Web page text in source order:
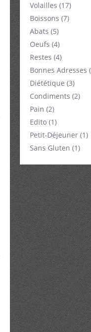
Volailles (17)
Boissons (7)
Abats (5)
Oeufs (4)
Restes (4)
Bonnes Adresses
Diététique (3)
Condiments (2)
Pain (2)
Edito (1)
Petit-Déjeuner (1)
Sans Gluten (1)